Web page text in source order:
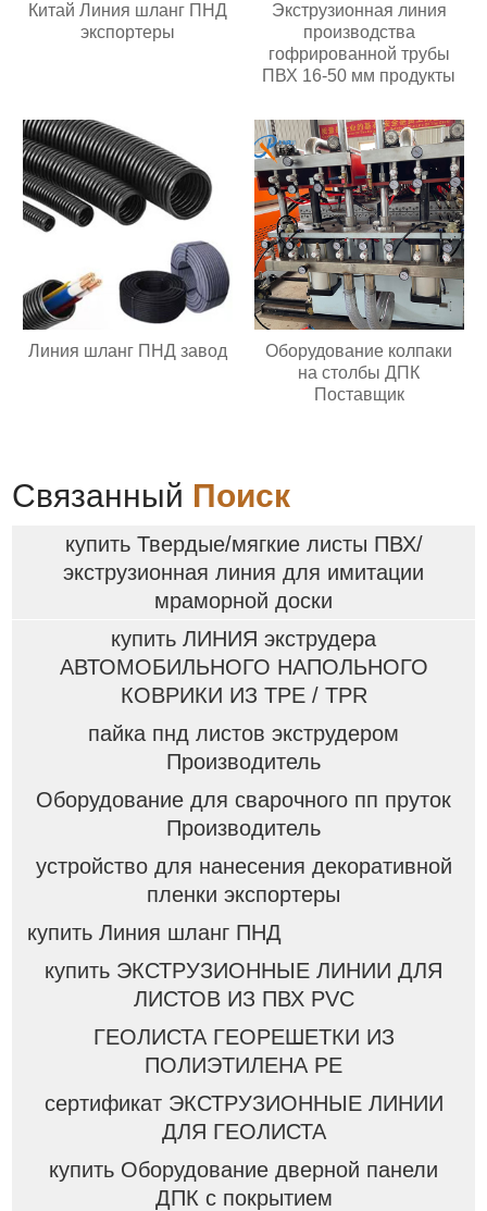
Китай Линия шланг ПНД
экспортеры
Экструзионная линия
производства
гофрированной трубы
ПВХ 16-50 мм продукты
Линия шланг ПНД завод
Оборудование колпаки
на столбы ДПК
Поставщик
Связанный Поиск
купить Твердые/мягкие листы ПВХ/
экструзионная линия для имитации
мраморной доски
купить ЛИНИЯ экструдера
АВТОМОБИЛЬНОГО НАПОЛЬНОГО
КОВРИКИ ИЗ ТPE / TPR
пайка пнд листов экструдером
Производитель
Оборудование для сварочного пп пруток
Производитель
устройство для нанесения декоративной
пленки экспортеры
купить Линия шланг ПНД
купить ЭКСТРУЗИОННЫЕ ЛИНИИ ДЛЯ
ЛИСТОВ ИЗ ПВХ PVC
ГЕОЛИСТА ГЕОРЕШЕТКИ ИЗ
ПОЛИЭТИЛЕНА PE
сертификат ЭКСТРУЗИОННЫЕ ЛИНИИ
ДЛЯ ГЕОЛИСТА
купить Оборудование дверной панели
ДПК с покрытием